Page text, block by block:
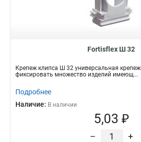
Fortisflex Ш 32
Крепеж клипса Ш 32 универсальная
фиксировать множество изделий имеющ...
Подробнее
Наличие: В наличии
5,03 ₽
– +